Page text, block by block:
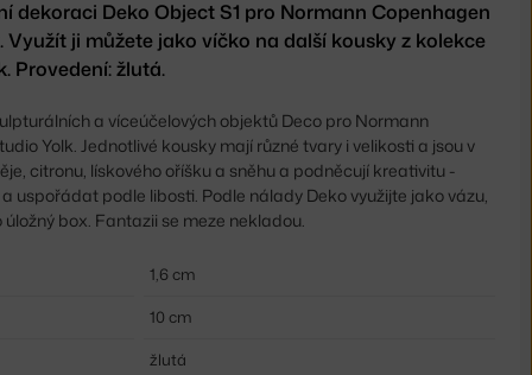
dekoraci Deko Object S1 pro Normann Copenhagen
Využít ji můžete jako víčko na další kousky z kolekce
Provedení: žlutá.
a víceúčelových objektů Deco pro Normann
Yolk. Jednotlivé kousky mají různé tvary i velikosti a jsou v
citronu, lískového oříšku a sněhu a podněcují kreativitu -
uspořádat podle libosti. Podle nálady Deko využijte jako vázu,
box. Fantazii se meze nekladou.
1,6 cm
10 cm
žlutá